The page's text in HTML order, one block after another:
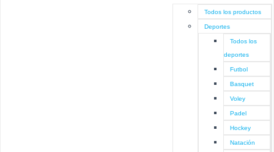
Todos los productos
Deportes
Todos los
deportes
Futbol
Basquet
Voley
Padel
Hockey
Natación